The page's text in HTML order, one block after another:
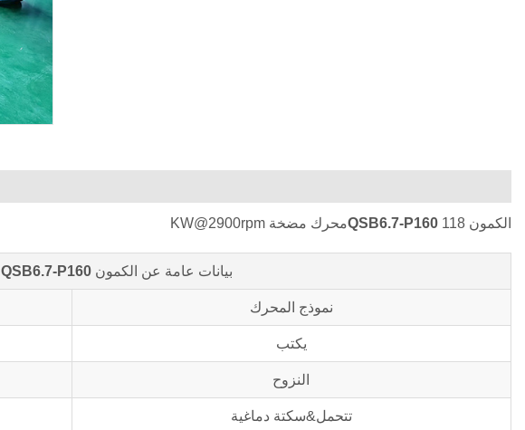
الكمون QSB6.7-P160 118محرك مضخة KW@2900rpm
بيانات عامة عن الكمونQSB6.7-P160
نموذج المحرك
يكتب
النزوح
تتحمل&سكتة دماغية